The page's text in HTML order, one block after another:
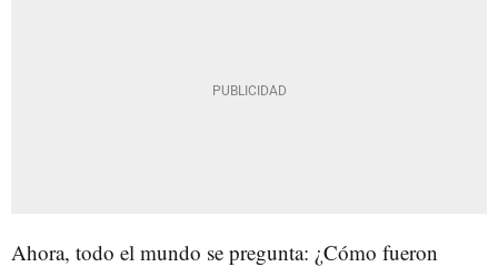
Ahora, todo el mundo se pregunta: ¿Cómo fueron